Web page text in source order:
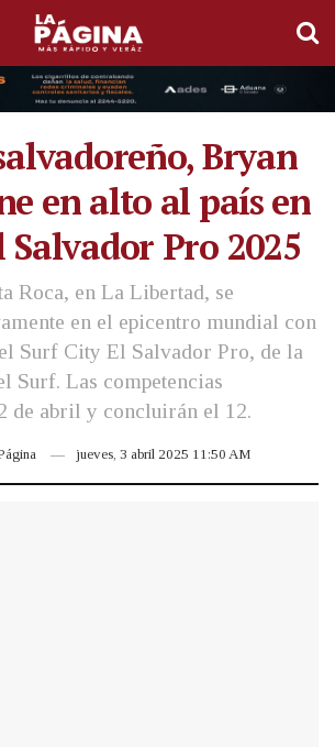
Bryan
en alto al país en
Pro 2025
Roca, en La Libertad, se
en el epicentro mundial con
Surf City El Salvador Pro, de la
Surf. Las competencias
de abril y concluirán el 12.
jueves, 3 abril 2025 11:50 AM